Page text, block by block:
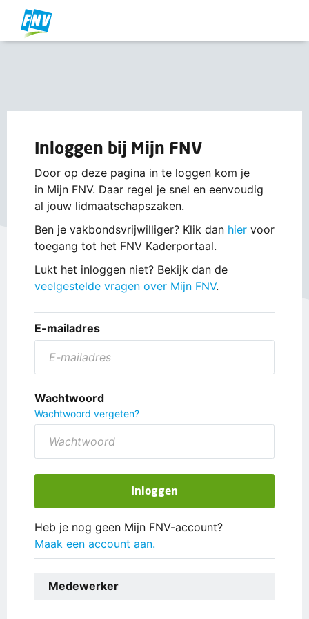
Inloggen bij Mijn FNV
Door op deze pagina in te loggen kom je
in Mijn FNV. Daar regel je snel en eenvoudig
al jouw lidmaatschapszaken.
Ben je vakbondsvrijwilliger? Klik dan hier voor
toegang tot het FNV Kaderportaal.
Lukt het inloggen niet? Bekijk dan de
veelgestelde vragen over Mijn FNV.
Medewerker
E-mailadres
Wachtwoord
Wachtwoord vergeten?
Inloggen
Heb je nog geen Mijn FNV-account?
Maak een account aan.